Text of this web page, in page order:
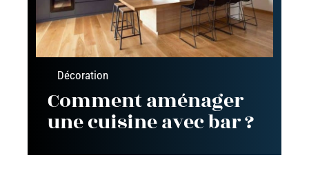
Décoration
Comment aménager
une cuisine avec bar ?